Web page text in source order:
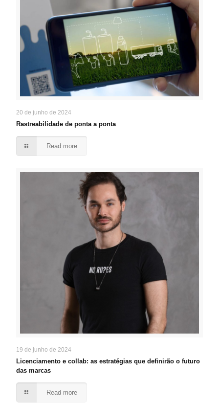
20 de junho de 2024
Rastreabilidade de ponta a ponta
Read more
19 de junho de 2024
Licenciamento e collab: as estratégias que definirão o futuro
das marcas
Read more